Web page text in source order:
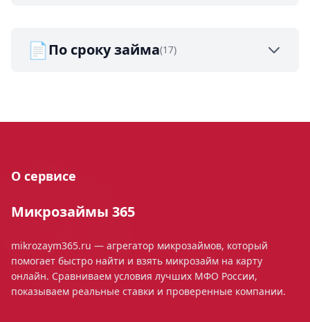
📄По сроку займа(17)
О сервисе
Микрозаймы 365
mikrozaym365.ru — агрегатор микрозаймов, который
помогает быстро найти и взять микрозайм на карту
онлайн. Сравниваем условия лучших МФО России,
показываем реальные ставки и проверенные компании.